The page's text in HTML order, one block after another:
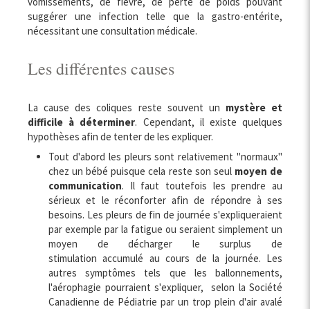
suggérer une infection telle que la gastro-entérite,
nécessitant une consultation médicale.
Les différentes causes
La cause des coliques reste souvent un mystère et
difficile à déterminer. Cependant, il existe quelques
hypothèses afin de tenter de les expliquer.
Tout d'abord les pleurs sont relativement "normaux"
chez un bébé puisque cela reste son seul moyen de
communication. Il faut toutefois les prendre au
sérieux et le réconforter afin de répondre à ses
besoins. Les pleurs de fin de journée s'expliqueraient
par exemple par la fatigue ou seraient simplement un
moyen de décharger le surplus de
stimulation accumulé au cours de la journée. Les
autres symptômes tels que les ballonnements,
l'aérophagie pourraient s'expliquer, selon la Société
Canadienne de Pédiatrie par un trop plein d'air avalé